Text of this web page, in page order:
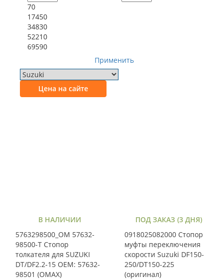
70
17450
34830
52210
69590
Применить
Цена на сайте
В НАЛИЧИИ
5763298500_OM 57632-
98500-T Стопор
толкателя для SUZUKI
DT/DF2.2-15 OEM: 57632-
98501 (OMAX)
ПОД ЗАКАЗ (3 ДНЯ)
0918025082000 Стопор
муфты переключения
скорости Suzuki DF150-
250/DT150-225
(оригинал)